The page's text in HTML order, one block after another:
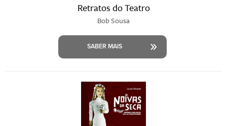
Retratos do Teatro
Bob Sousa
SABER MAIS